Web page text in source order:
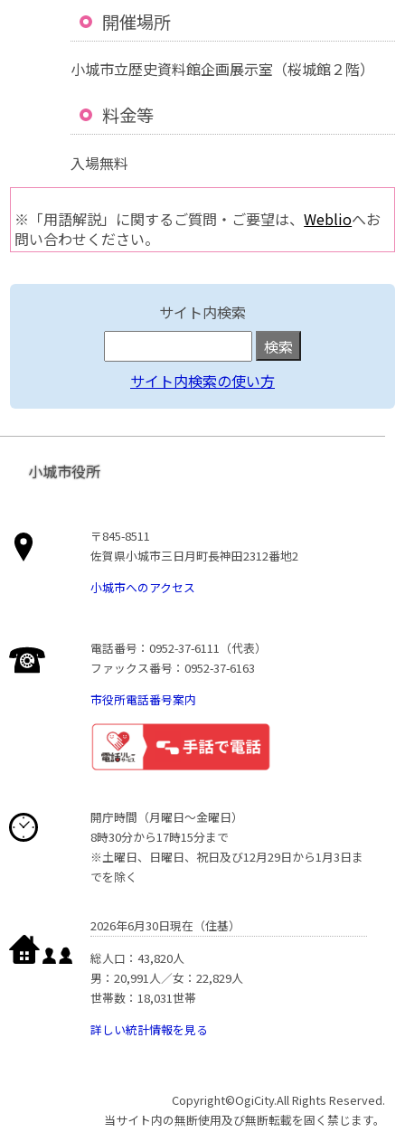
開催場所
小城市立歴史資料館企画展示室（桜城館２階）
料金等
入場無料
※「用語解説」に関するご質問・ご要望は、Weblioへお
問い合わせください。
サイト内検索
サイト内検索の使い方
小城市役所
〒845-8511
佐賀県小城市三日月町長神田2312番地2
小城市へのアクセス
電話番号：0952-37-6111（代表）
ファックス番号：0952-37-6163
市役所電話番号案内
開庁時間（月曜日〜金曜日）
8時30分から17時15分まで
※土曜日、日曜日、祝日及び12月29日から1月3日ま
でを除く
2026年6月30日現在（住基）
総人口：43,820人
男：20,991人／女：22,829人
世帯数：18,031世帯
詳しい統計情報を見る
Copyright©OgiCity.All Rights Reserved.
当サイト内の無断使用及び無断転載を固く禁じます。